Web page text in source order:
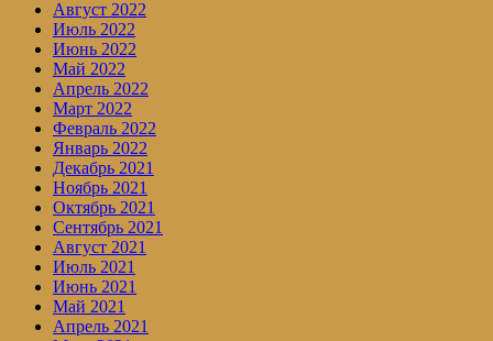
Август 2022
Июль 2022
Июнь 2022
Май 2022
Апрель 2022
Март 2022
Февраль 2022
Январь 2022
Декабрь 2021
Ноябрь 2021
Октябрь 2021
Сентябрь 2021
Август 2021
Июль 2021
Июнь 2021
Май 2021
Апрель 2021